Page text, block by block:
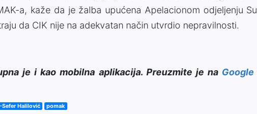
a, kaže da je žalba upućena Apelacionom odjeljenju
da CIK nije na adekvatan način utvrdio nepravilnosti.
je i kao mobilna aplikacija. Preuzmite je na Google
Sefer Halilović pomak